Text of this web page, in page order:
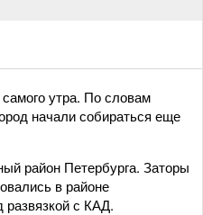
утра. По словам
начали собираться еще
район Петербурга. Заторы
в районе
развязкой с КАД.